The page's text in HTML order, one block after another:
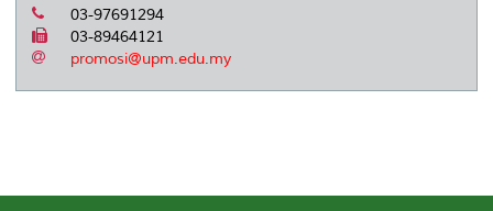
03-97691294
03-89464121
promosi@upm.edu.my